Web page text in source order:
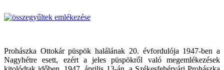
Prohászka Ottokár püspök halálának 20. évfordulója 1947-ben a
Nagyhétre esett, ezért a jeles püspökről való megemlékezések